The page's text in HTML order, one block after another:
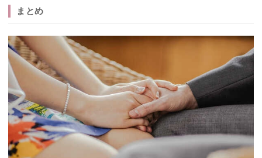
まとめ